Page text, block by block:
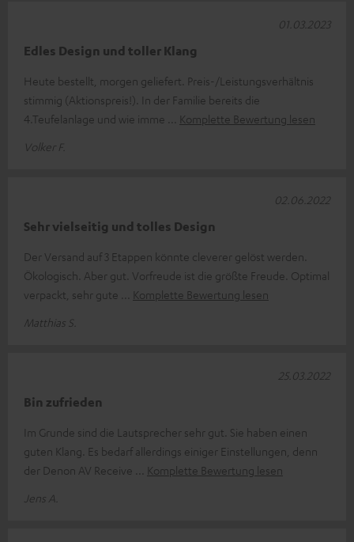
Edles Design und toller Klang
Heute bestellt, morgen geliefert. Preis-/Leistungsverhältnis
stimmig (Aktionspreis!). In der Familie bereits die
4.Teufelanlage und wie imme
Komplette Bewertung lesen
Volker F.
01.03.2023
Sehr vielseitig und tolles Design
Der Versand auf 3 Etappen könnte cleverer gelöst werden.
Ökologisch. Aber gut. Vorfreude ist die größte Freude. Optimal
verpackt, sehr gute
Komplette Bewertung lesen
Matthias S.
02.06.2022
Bin zufrieden
Im Grunde sind die Lautsprecher sehr gut. Sie haben einen
guten Klang. Es bedarf allerdings einiger Einstellungen, denn
der Denon AV Receive
Komplette Bewertung lesen
Jens A.
25.03.2022